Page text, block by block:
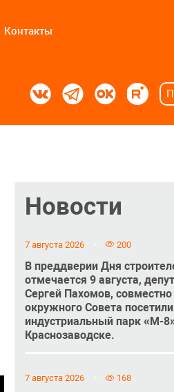
Контакты
Новости
7 августа 2026 200
В преддверии Дня
отмечается 9 августа,
Сергей Пахомов,
окружного Совета посетили
индустриальный парк «М-
Краснозаводске.
7 августа 2026 168